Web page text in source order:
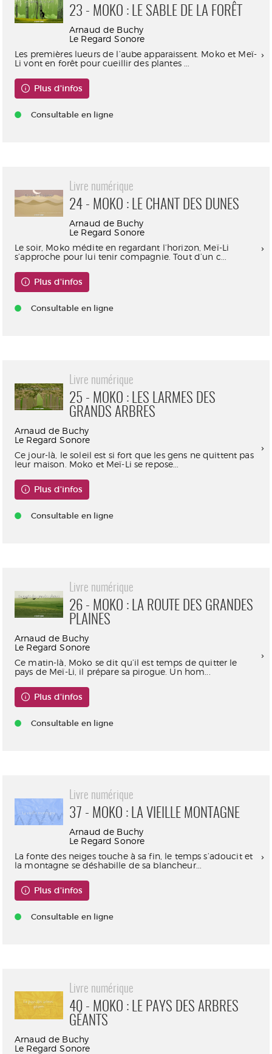
23 - MOKO : LE SABLE DE LA FORÊT
Arnaud de Buchy
Le Regard Sonore
Les premières lueurs de l’aube apparaissent. Moko et Meï-
Li vont en forêt pour cueillir des plantes ...
Plus d'infos
Consultable en ligne
Livre numérique
24 - MOKO : LE CHANT DES DUNES
Arnaud de Buchy
Le Regard Sonore
Le soir, Moko médite en regardant l’horizon, Meï-Li
s’approche pour lui tenir compagnie. Tout d’un c...
Plus d'infos
Consultable en ligne
Livre numérique
25 - MOKO : LES LARMES DES
GRANDS ARBRES
Arnaud de Buchy
Le Regard Sonore
Ce jour-là, le soleil est si fort que les gens ne quittent pas
leur maison. Moko et Meï-Li se repose...
Plus d'infos
Consultable en ligne
Livre numérique
26 - MOKO : LA ROUTE DES GRANDES
PLAINES
Arnaud de Buchy
Le Regard Sonore
Ce matin-là, Moko se dit qu’il est temps de quitter le
pays de Meï-Li, il prépare sa pirogue. Un hom...
Plus d'infos
Consultable en ligne
Livre numérique
37 - MOKO : LA VIEILLE MONTAGNE
Arnaud de Buchy
Le Regard Sonore
La fonte des neiges touche à sa fin, le temps s’adoucit et
la montagne se déshabille de sa blancheur...
Plus d'infos
Consultable en ligne
Livre numérique
40 - MOKO : LE PAYS DES ARBRES
GÉANTS
Arnaud de Buchy
Le Regard Sonore